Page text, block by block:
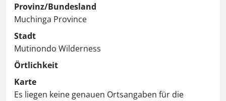
Provinz/Bundesland
Muchinga Province
Stadt
Mutinondo Wilderness
Örtlichkeit
Karte
Es liegen keine genauen Ortsangaben für die